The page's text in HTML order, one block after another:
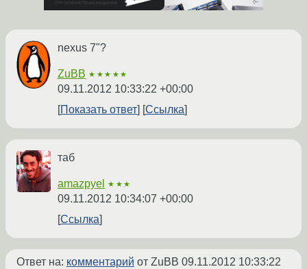
nexus 7"?
ZuBB ★★★★★
09.11.2012 10:33:22 +00:00
Показать ответ
Ссылка
таб
amazpyel ★★★
09.11.2012 10:34:07 +00:00
Ссылка
Ответ на: комментарий от ZuBB 09.11.2012 10:33:22